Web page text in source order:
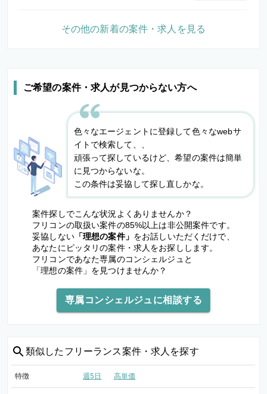
ご希望の案件・求人が見つからない方へ
色々なエージェントに登録して色々なwebサ
イトで検索して、、
頑張って探しているけど、希望の案件は簡単
に見つからないな。
この条件は妥協して探し直しかな。
案件探しでこんな状況よくありませんか？
フリコンの取扱い案件の85%以上は非公開案件です。
妥協しない「理想の案件」 をお話しいただくだけで、
あなたにピッタリの案件・求人をお探しします。
フリコンであなた専属のコンシェルジュと
「理想の案件」を見つけませんか？
専属コンシェルジュに相談する
類似した フリーランス案件・求人を探す
特徴 週5日 高単価
その他の新着の案件・求人を見る